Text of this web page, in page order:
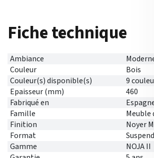
Fiche technique
Ambiance
Couleur
Bois
Couleur(s) disponible(s)
9
Epaisseur (mm)
460
Fabriqué en
Famille
Meuble
Finition
Noyer
Format
Gamme
NOJA II